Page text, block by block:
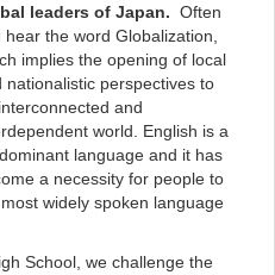
leaders of Japan. Often
hear the word Globalization,
implies the opening of local
nationalistic perspectives to
and
world. English is a
language and it has
a necessity for people to
widely spoken language
School, we challenge the